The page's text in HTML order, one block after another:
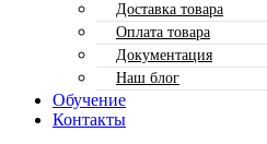
Доставка товара
Оплата товара
Документация
Наш блог
Обучение
Контакты